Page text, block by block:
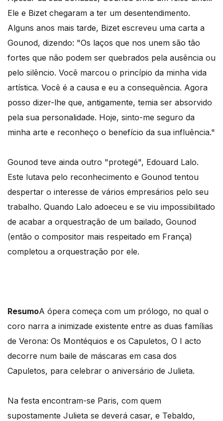
Ele e Bizet chegaram a ter um desentendimento.
Alguns anos mais tarde, Bizet escreveu uma carta a
Gounod, dizendo: "Os laços que nos unem são tão
fortes que não podem ser quebrados pela ausência ou
pelo silêncio. Você marcou o princípio da minha vida
artística. Você é a causa e eu a consequência. Agora
posso dizer-lhe que, antigamente, temia ser absorvido
pela sua personalidade. Hoje, sinto-me seguro da
minha arte e reconheço o benefício da sua influência."
Gounod teve ainda outro "protegé", Edouard Lalo.
Este lutava pelo reconhecimento e Gounod tentou
despertar o interesse de vários empresários pelo seu
trabalho. Quando Lalo adoeceu e se viu impossibilitado
de acabar a orquestração de um bailado, Gounod
(então o compositor mais respeitado em França)
completou a orquestração por ele.
ResumoA ópera começa com um prólogo, no qual o
coro narra a inimizade existente entre as duas famílias
de Verona: Os Montéquios e os Capuletos, O I acto
decorre num baile de máscaras em casa dos
Capuletos, para celebrar o aniversário de Julieta.
Na festa encontram-se Paris, com quem
supostamente Julieta se deverá casar, e Tebaldo,